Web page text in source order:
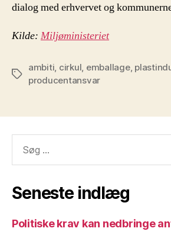
dialog med erhvervet og
Kilde: Miljøministeriet
Tags
ambiti cirkul emballage,
producentansvar
efter:
Seneste indlæg
Politiske krav kan nedbringe